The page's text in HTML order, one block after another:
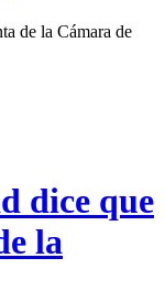
de la Cámara de
dice que
la